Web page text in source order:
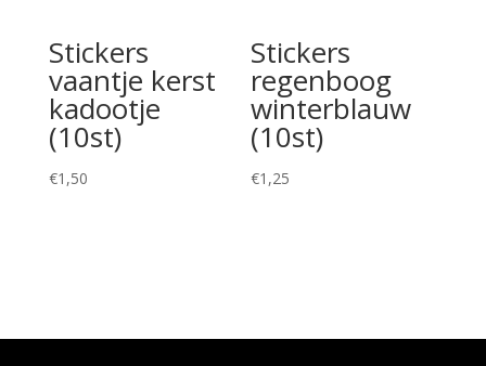
Stickers
vaantje kerst
kadootje
(10st)
€1,50
Stickers
regenboog
winterblauw
(10st)
€1,25